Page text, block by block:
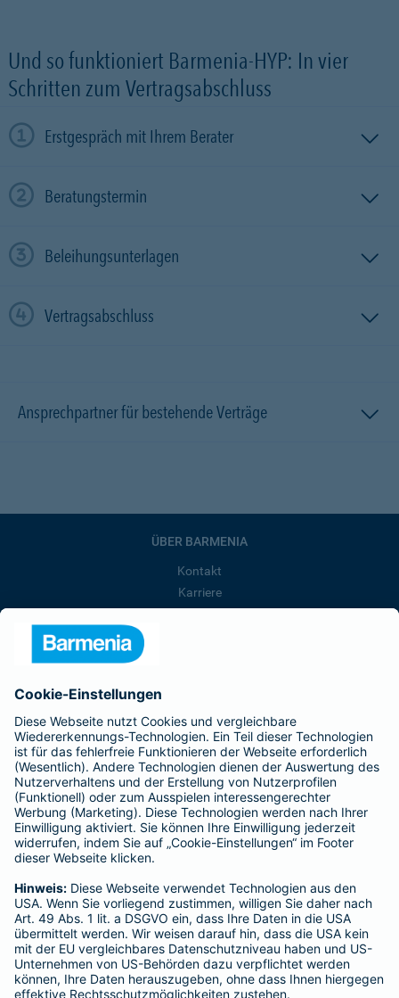
Und so funktioniert Barmenia-HYP: In vier
Schritten zum Vertragsabschluss
Erstgespräch mit Ihrem Berater
Beratungstermin
Beleihungsunterlagen
Vertragsabschluss
Ansprechpartner für bestehende Verträge
ÜBER BARMENIA
Kontakt
Karriere
Barmenia ist Teil der BarmeniaGothaer
BELIEBTE SEITEN
Kranken-Zusatzversicherung
Tierversicherungen
Haftpflichtversicherung
Hausratversicherung
Adresse ändern
Schaden melden
Kilometerstandsmeldung
Serviceübersicht